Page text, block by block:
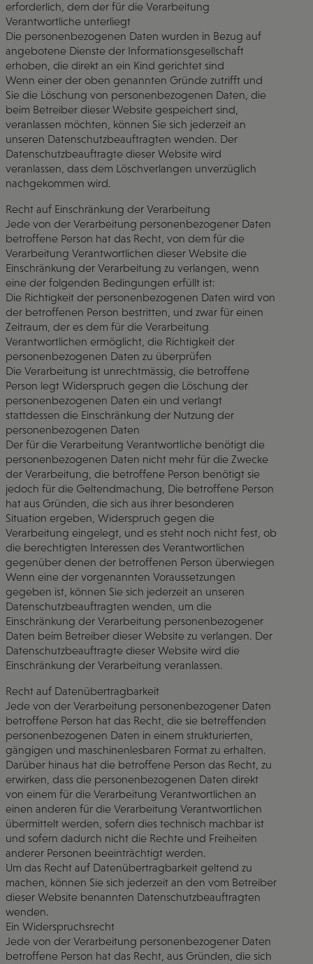
erforderlich, dem der für die Verarbeitung
Verantwortliche unterliegt
Die personenbezogenen Daten wurden in Bezug auf
angebotene Dienste der Informationsgesellschaft
erhoben, die direkt an ein Kind gerichtet sind
Wenn einer der oben genannten Gründe zutrifft und
Sie die Löschung von personenbezogenen Daten, die
beim Betreiber dieser Website gespeichert sind,
veranlassen möchten, können Sie sich jederzeit an
unseren Datenschutzbeauftragten wenden. Der
Datenschutzbeauftragte dieser Website wird
veranlassen, dass dem Löschverlangen unverzüglich
nachgekommen wird.
Recht auf Einschränkung der Verarbeitung
Jede von der Verarbeitung personenbezogener Daten
betroffene Person hat das Recht, von dem für die
Verarbeitung Verantwortlichen dieser Website die
Einschränkung der Verarbeitung zu verlangen, wenn
eine der folgenden Bedingungen erfüllt ist:
Die Richtigkeit der personenbezogenen Daten wird von
der betroffenen Person bestritten, und zwar für einen
Zeitraum, der es dem für die Verarbeitung
Verantwortlichen ermöglicht, die Richtigkeit der
personenbezogenen Daten zu überprüfen
Die Verarbeitung ist unrechtmässig, die betroffene
Person legt Widerspruch gegen die Löschung der
personenbezogenen Daten ein und verlangt
stattdessen die Einschränkung der Nutzung der
personenbezogenen Daten
Der für die Verarbeitung Verantwortliche benötigt die
personenbezogenen Daten nicht mehr für die Zwecke
der Verarbeitung, die betroffene Person benötigt sie
jedoch für die Geltendmachung, Die betroffene Person
hat aus Gründen, die sich aus ihrer besonderen
Situation ergeben, Widerspruch gegen die
Verarbeitung eingelegt, und es steht noch nicht fest, ob
die berechtigten Interessen des Verantwortlichen
gegenüber denen der betroffenen Person überwiegen
Wenn eine der vorgenannten Voraussetzungen
gegeben ist, können Sie sich jederzeit an unseren
Datenschutzbeauftragten wenden, um die
Einschränkung der Verarbeitung personenbezogener
Daten beim Betreiber dieser Website zu verlangen. Der
Datenschutzbeauftragte dieser Website wird die
Einschränkung der Verarbeitung veranlassen.
Recht auf Datenübertragbarkeit
Jede von der Verarbeitung personenbezogener Daten
betroffene Person hat das Recht, die sie betreffenden
personenbezogenen Daten in einem strukturierten,
gängigen und maschinenlesbaren Format zu erhalten.
Darüber hinaus hat die betroffene Person das Recht, zu
erwirken, dass die personenbezogenen Daten direkt
von einem für die Verarbeitung Verantwortlichen an
einen anderen für die Verarbeitung Verantwortlichen
übermittelt werden, sofern dies technisch machbar ist
und sofern dadurch nicht die Rechte und Freiheiten
anderer Personen beeinträchtigt werden.
Um das Recht auf Datenübertragbarkeit geltend zu
machen, können Sie sich jederzeit an den vom Betreiber
dieser Website benannten Datenschutzbeauftragten
wenden.
Ein Widerspruchsrecht
Jede von der Verarbeitung personenbezogener Daten
betroffene Person hat das Recht, aus Gründen, die sich